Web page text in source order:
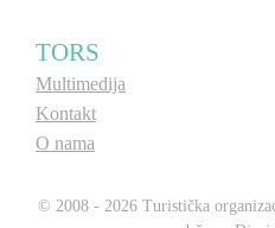
TORS
Multimedija
Kontakt
O nama
© 2008 - 2026 Turistička